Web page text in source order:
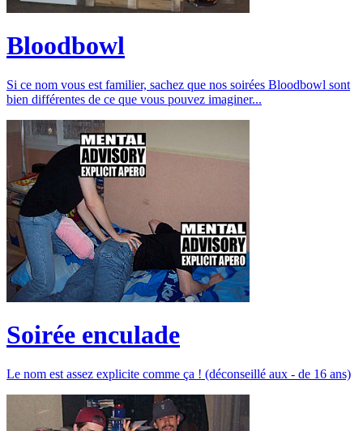
Bloodbowl
Si ce nom vous est familier, sachez que nos soirées Bloodbowl sont
bien différentes de ce que vous pouvez imaginer...
Soirée enculade
Le nom est assez explicite comme ça ! (déconseillé aux - de 16 ans)